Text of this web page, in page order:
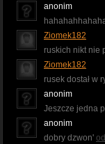
anonim
Ziomek182
ruskich nikt nie
Ziomek182
rusek dostał w
anonim
Jeszcze jedna
anonim
dobry dzwon'